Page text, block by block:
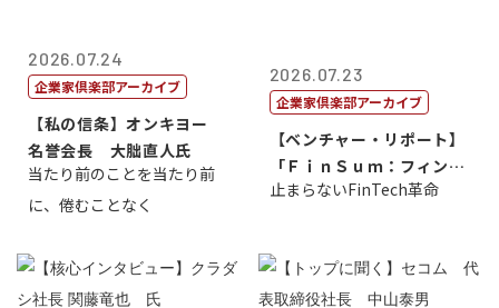
2026.07.24
企業家倶楽部アーカイブ
【私の信条】オンキヨー
名誉会長 大朏直人氏
当たり前のことを当たり前
に、倦むことなく
2026.07.23
企業家倶楽部アーカイブ
【ベンチャー・リポート】
「ＦｉｎＳｕｍ：フィンテ
ック・サミッ...
止まらないFinTech革命